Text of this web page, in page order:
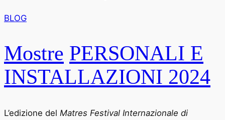
BLOG
Mostre PERSONALI E
INSTALLAZIONI 2024
L’edizione del Matres Festival Internazionale di